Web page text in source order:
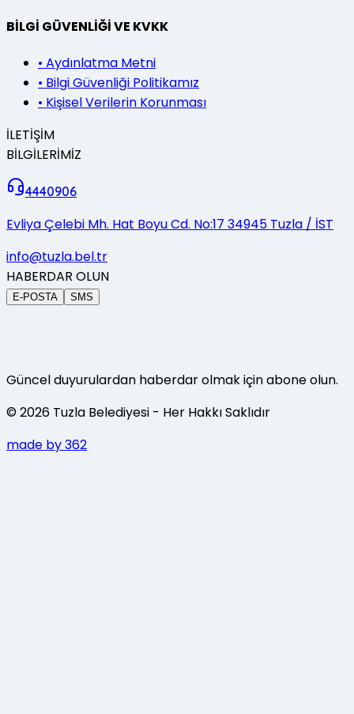
BİLGİ GÜVENLİĞİ VE KVKK
• Aydınlatma Metni
• Bilgi Güvenliği Politikamız
• Kişisel Verilerin Korunması
İLETİŞİM
BİLGİLERİMİZ
4440906
Evliya Çelebi Mh. Hat Boyu Cd. No:17 34945 Tuzla / İST
info@tuzla.bel.tr
HABERDAR OLUN
E-POSTA SMS
Güncel duyurulardan haberdar olmak için abone olun.
©2026 Tuzla Belediyesi - Her Hakkı Saklıdır
made by 362